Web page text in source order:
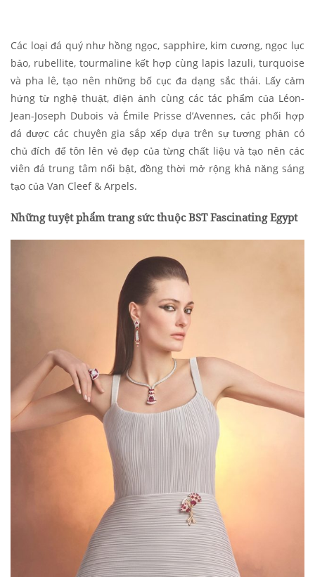
Các loại đá quý như hồng ngọc, sapphire, kim cương, ngọc lục
bảo, rubellite, tourmaline kết hợp cùng lapis lazuli, turquoise
và pha lê, tạo nên những bố cục đa dạng sắc thái. Lấy cảm
hứng từ nghệ thuật, điện ảnh cùng các tác phẩm của Léon-
Jean-Joseph Dubois và Émile Prisse d’Avennes, các phối hợp
đá được các chuyên gia sắp xếp dựa trên sự tương phản có
chủ đích để tôn lên vẻ đẹp của từng chất liệu và tạo nên các
viên đá trung tâm nổi bật, đồng thời mở rộng khả năng sáng
tạo của Van Cleef & Arpels.
Những tuyệt phẩm trang sức thuộc BST Fascinating Egypt